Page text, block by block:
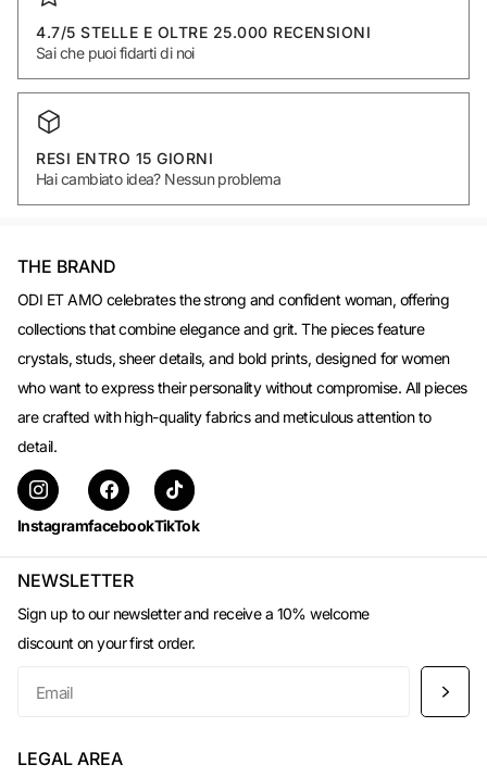
4.7/5 STELLE E OLTRE 25.000 RECENSIONI
Sai che puoi fidarti di noi
RESI ENTRO 15 GIORNI
Hai cambiato idea? Nessun problema
THE BRAND
ODI ET AMO celebrates the strong and confident woman, offering
collections that combine elegance and grit. The pieces feature
crystals, studs, sheer details, and bold prints, designed for women
who want to express their personality without compromise. All pieces
are crafted with high-quality fabrics and meticulous attention to
detail.
InstagramfacebookTikTok
NEWSLETTER
Sign up to our newsletter and receive a 10% welcome
discount on your first order.
LEGAL AREA